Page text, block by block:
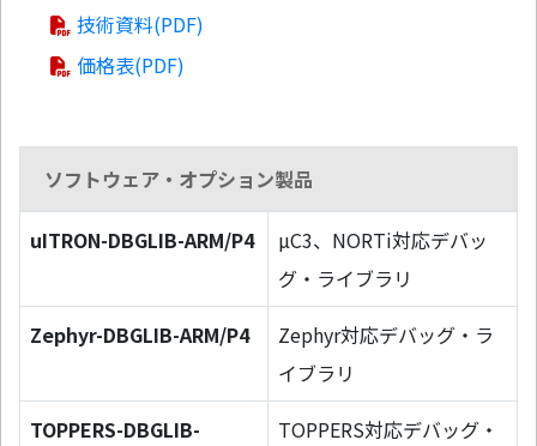
技術資料(PDF)
価格表(PDF)
ソフトウェア・オプション製品
uITRON-DBGLIB-ARM/P4
µC3、NORTi対応デバッ
グ・ライブラリ
Zephyr-DBGLIB-ARM/P4
Zephyr対応デバッグ・ラ
イブラリ
TOPPERS-DBGLIB-
TOPPERS対応デバッグ・